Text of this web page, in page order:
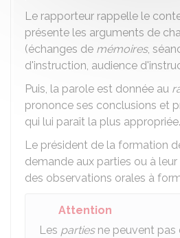
Le rapporteur rappelle le
présente les arguments de
(échanges de mémoires,
d'instruction, audience
Puis, la parole est donnée au
prononce ses conclusions et
qui lui paraît la plus appropriée.
Le président de la formation
demande aux parties ou à
des observations orales à
Attention
Les partiesne peuvent pas